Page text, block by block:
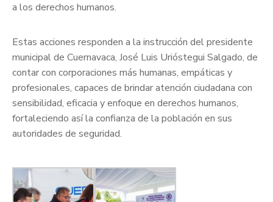
a los derechos humanos.
Estas acciones responden a la instrucción del presidente
municipal de Cuernavaca, José Luis Urióstegui Salgado, de
contar con corporaciones más humanas, empáticas y
profesionales, capaces de brindar atención ciudadana con
sensibilidad, eficacia y enfoque en derechos humanos,
fortaleciendo así la confianza de la población en sus
autoridades de seguridad.